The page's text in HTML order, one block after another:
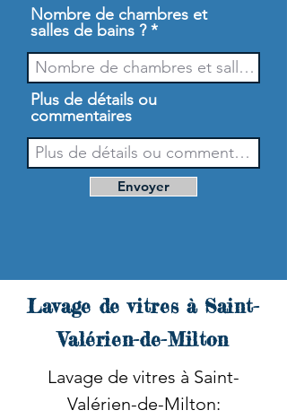
Nombre de chambres et
salles de bains ?
Plus de détails ou
commentaires
Envoyer
Lavage de vitres à Saint-
Valérien-de-Milton
Lavage de vitres à Saint-
Valérien-de-Milton: